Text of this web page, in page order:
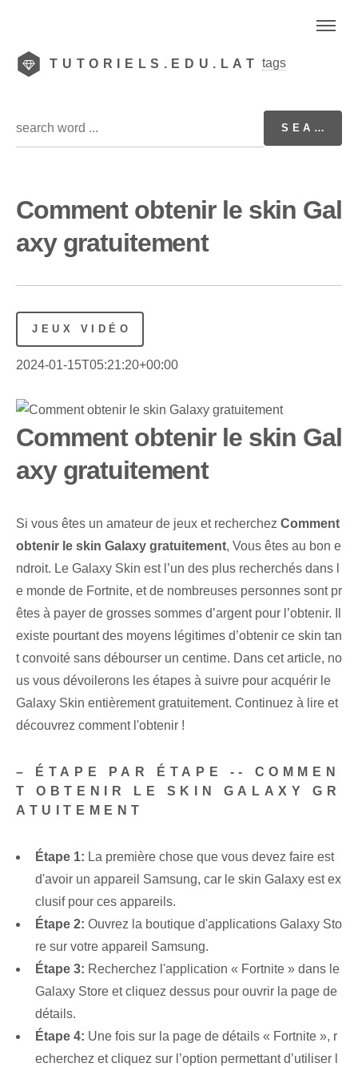
TUTORIELS.EDU.LAT tags
Comment obtenir le skin Gal
axy gratuitement
JEUX VIDÉO
2024-01-15T05:21:20+00:00
Comment obtenir le skin Gal
axy gratuitement
Si vous êtes un amateur de jeux et recherchez Comment
obtenir le skin Galaxy gratuitement, Vous êtes au bon e
ndroit. Le Galaxy Skin est l’un des plus recherchés dans l
e monde de Fortnite, et de nombreuses personnes sont pr
êtes à payer de grosses sommes d’argent pour l’obtenir. Il
existe pourtant des moyens légitimes d’obtenir ce skin tan
t convoité sans débourser un centime. Dans cet article, no
us vous dévoilerons les étapes à suivre pour acquérir le
Galaxy Skin entièrement gratuitement. Continuez à lire et
découvrez comment l'obtenir !
– ÉTAPE PAR ÉTAPE -- COMMEN
T OBTENIR LE SKIN GALAXY GR
ATUITEMENT
Étape 1: La première chose que vous devez faire est
d'avoir un appareil Samsung, car le skin Galaxy est ex
clusif pour ces appareils.
Étape 2: Ouvrez la boutique d'applications Galaxy Sto
re sur votre appareil Samsung.
Étape 3: Recherchez l'application « Fortnite » dans le
Galaxy Store et cliquez dessus pour ouvrir la page de
détails.
Étape 4: Une fois sur la page de détails « Fortnite », r
echerchez et cliquez sur l’option permettant d’utiliser l